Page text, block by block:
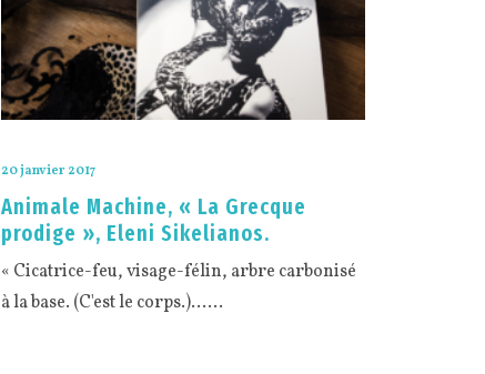
20 janvier 2017
Animale Machine, « La Grecque
prodige », Eleni Sikelianos.
« Cicatrice-feu, visage-félin, arbre carbonisé
à la base. (C'est le corps.)……